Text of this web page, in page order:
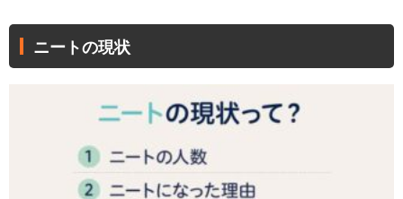
ニートの現状